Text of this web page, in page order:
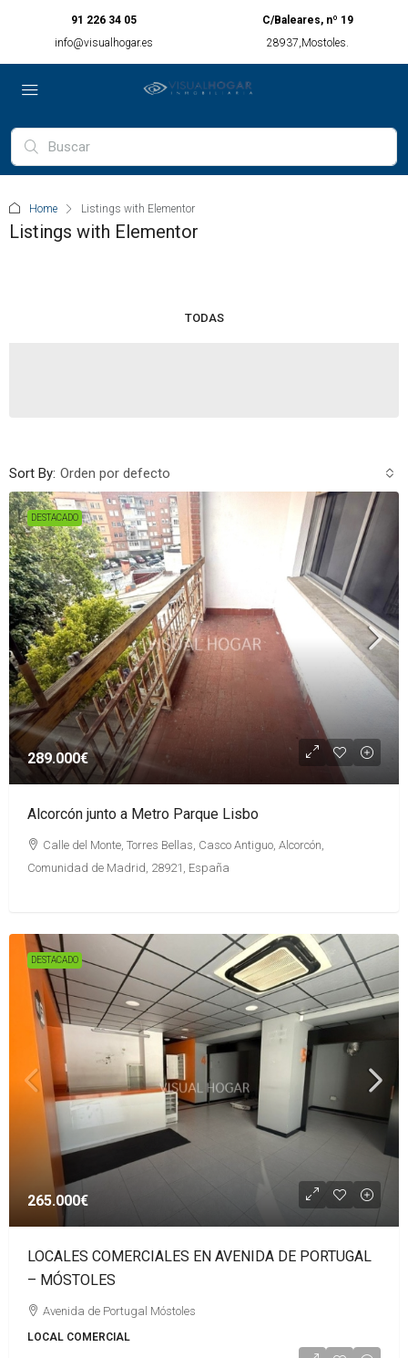
91 226 34 05
info@visualhogar.es
C/Baleares, nº 19
28937,Mostoles.
Home Listings with Elementor
Listings with Elementor
TODAS
Sort By: Orden por defecto
DESTACADO
289.000€
Alcorcón junto a Metro Parque Lisbo
Calle del Monte, Torres Bellas, Casco Antiguo, Alcorcón,
Comunidad de Madrid, 28921, España
DESTACADO
265.000€
LOCALES COMERCIALES EN AVENIDA DE PORTUGAL
– MÓSTOLES
Avenida de Portugal Móstoles
LOCAL COMERCIAL